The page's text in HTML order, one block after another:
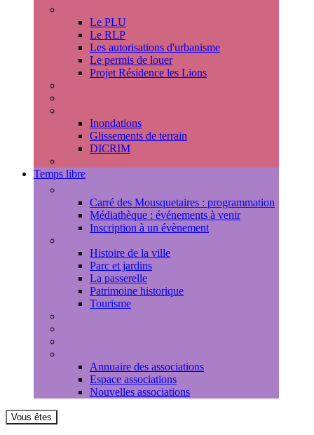
Le PLU
Le RLP
Les autorisations d'urbanisme
Le permis de louer
Projet Résidence les Lions
Inondations
Glissements de terrain
DICRIM
Temps libre
Carré des Mousquetaires : programmation
Médiathèque : événements à venir
Inscription à un évènement
Histoire de la ville
Parc et jardins
La passerelle
Patrimoine historique
Tourisme
Annuaire des associations
Espace associations
Nouvelles associations
Vous êtes